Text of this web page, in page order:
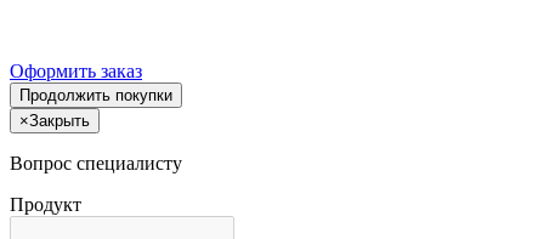
Оформить заказ
Продолжить покупки
×Закрыть
Вопрос специалисту
Продукт